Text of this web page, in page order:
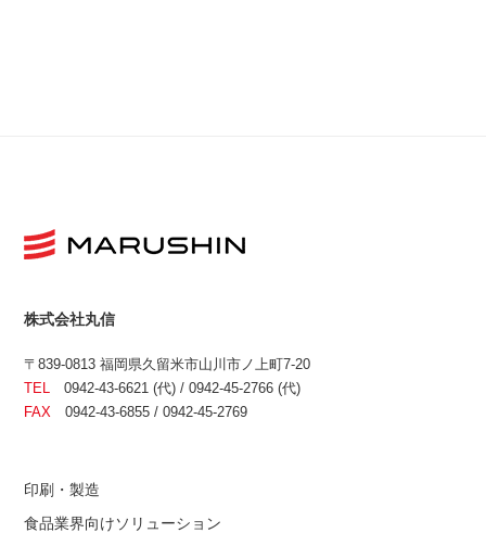
株式会社丸信
〒839-0813 福岡県久留米市山川市ノ上町7-20
TEL 0942-43-6621 (代) / 0942-45-2766 (代)
FAX 0942-43-6855 / 0942-45-2769
印刷・製造
食品業界向けソリューション